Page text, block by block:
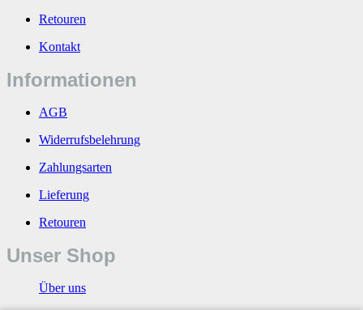
Retouren
Kontakt
Informationen
AGB
Widerrufsbelehrung
Zahlungsarten
Lieferung
Retouren
Unser Shop
Über uns